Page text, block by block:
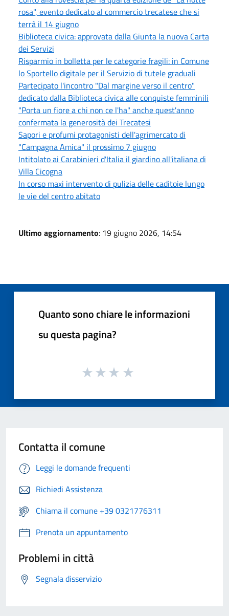
rosa", evento dedicato al commercio trecatese che si
terrà il 14 giugno
Biblioteca civica: approvata dalla Giunta la nuova Carta
dei Servizi
Risparmio in bolletta per le categorie fragili: in Comune
lo Sportello digitale per il Servizio di tutele graduali
Partecipato l'incontro "Dal margine verso il centro"
dedicato dalla Biblioteca civica alle conquiste femminili
"Porta un fiore a chi non ce l'ha" anche quest'anno
confermata la generosità dei Trecatesi
Sapori e profumi protagonisti dell'agrimercato di
"Campagna Amica" il prossimo 7 giugno
Intitolato ai Carabinieri d'Italia il giardino all'italiana di
Villa Cicogna
In corso maxi intervento di pulizia delle caditoie lungo
le vie del centro abitato
Ultimo aggiornamento: 19 giugno 2026, 14:54
Quanto sono chiare le informazioni
su questa pagina?
Contatta il comune
Leggi le domande frequenti
Richiedi Assistenza
Chiama il comune +39 0321776311
Prenota un appuntamento
Problemi in città
Segnala disservizio